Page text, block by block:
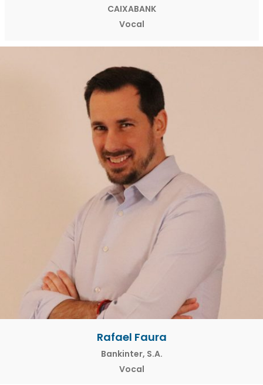
CAIXABANK
Vocal
Rafael Faura
Bankinter, S.A.
Vocal